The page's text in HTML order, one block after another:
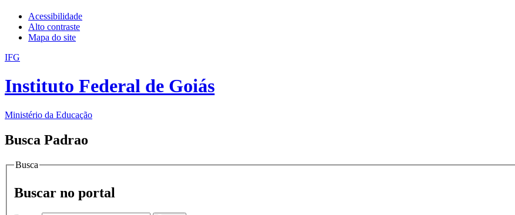
Acessibilidade
Alto contraste
Mapa do site
IFG
Instituto Federal de Goiás
Ministério da Educação
Busca Padrao
Busca
Buscar no portal